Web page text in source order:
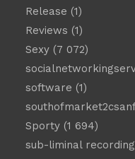
Release (1)
Reviews (1)
Sexy(7 072)
software (1)
Sporty(1 694)
sub-liminal